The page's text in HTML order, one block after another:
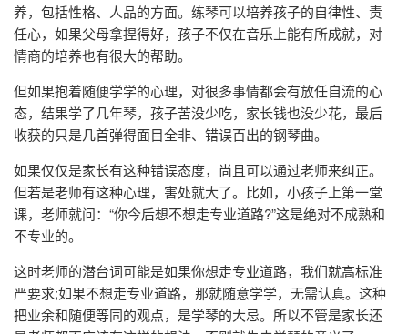
养，包括性格、人品的方面。练琴可以培养孩子的自律性、责
任心，如果父母拿捏得好，孩子不仅在音乐上能有所成就，对
情商的培养也有很大的帮助。
但如果抱着随便学学的心理，对很多事情都会有放任自流的心
态，结果学了几年琴，孩子苦没少吃，家长钱也没少花，最后
收获的只是几首弹得面目全非、错误百出的钢琴曲。
如果仅仅是家长有这种错误态度，尚且可以通过老师来纠正。
但若是老师有这种心理，害处就大了。比如，小孩子上第一堂
课，老师就问：“你今后想不想走专业道路?”这是绝对不成熟和
不专业的。
这时老师的潜台词可能是如果你想走专业道路，我们就高标准
严要求;如果不想走专业道路，那就随意学学，无需认真。这种
把业余和随便等同的观点，是学琴的大忌。所以不管是家长还